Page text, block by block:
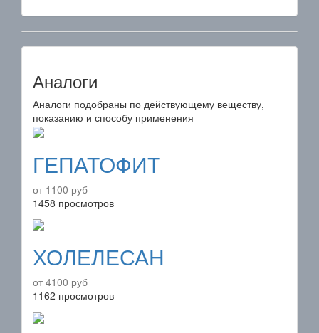
Аналоги
Аналоги подобраны по действующему веществу,
показанию и способу применения
ГЕПАТОФИТ
от 1100 руб
1458 просмотров
ХОЛЕЛЕСАН
от 4100 руб
1162 просмотров